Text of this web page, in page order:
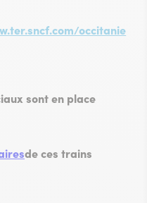
occitanie
sont en place
de ces trains